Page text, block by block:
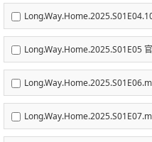
Long.Way.Home.2025.S01E05